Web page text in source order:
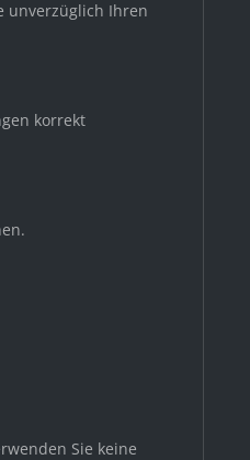
unverzüglich Ihren
korrekt
Sie keine